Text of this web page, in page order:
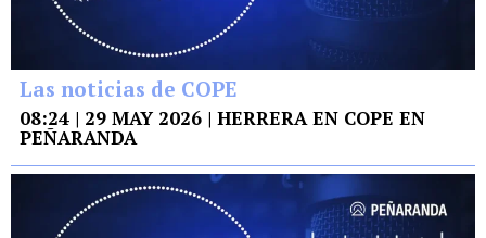
Las noticias de COPE
08:24 | 29 MAY 2026 | HERRERA EN COPE EN
PEÑARANDA